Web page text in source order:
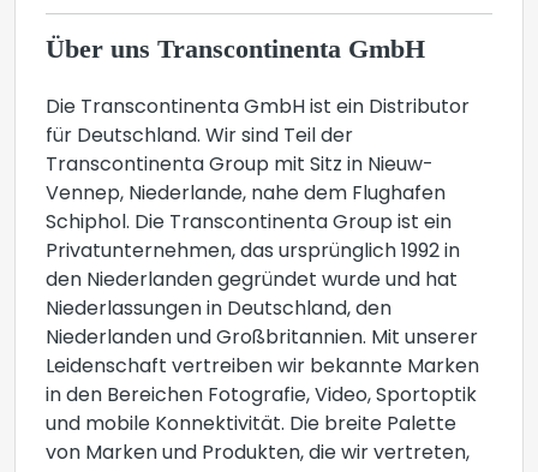
Über uns Transcontinenta GmbH
Die Transcontinenta GmbH ist ein Distributor
für Deutschland. Wir sind Teil der
Transcontinenta Group mit Sitz in Nieuw-
Vennep, Niederlande, nahe dem Flughafen
Schiphol. Die Transcontinenta Group ist ein
Privatunternehmen, das ursprünglich 1992 in
den Niederlanden gegründet wurde und hat
Niederlassungen in Deutschland, den
Niederlanden und Großbritannien. Mit unserer
Leidenschaft vertreiben wir bekannte Marken
in den Bereichen Fotografie, Video, Sportoptik
und mobile Konnektivität. Die breite Palette
von Marken und Produkten, die wir vertreten,